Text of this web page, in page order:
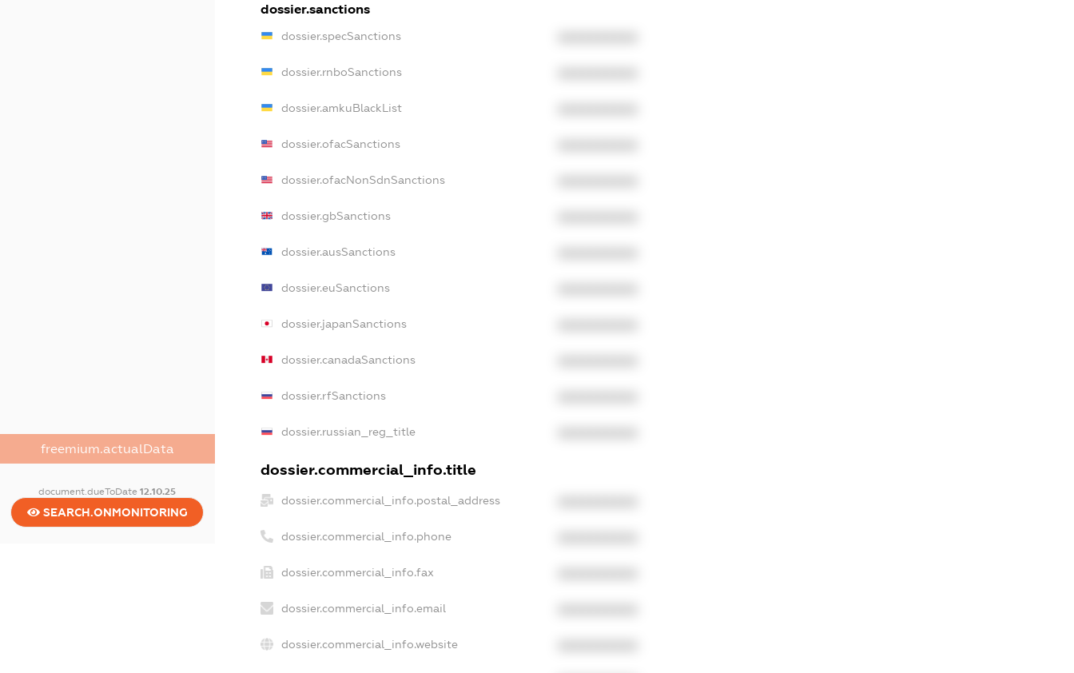
freemium.actualData
document.dueToDate12.10.25
SEARCH.ONMONITORING
dossier.sanctions
dossier.specSanctions
dossier.rnboSanctions
dossier.amkuBlackList
dossier.ofacSanctions
dossier.ofacNonSdnSanctions
dossier.gbSanctions
dossier.ausSanctions
dossier.euSanctions
dossier.japanSanctions
dossier.canadaSanctions
dossier.rfSanctions
dossier.russian_reg_title
dossier.commercial_info.title
dossier.commercial_info.postal_address
dossier.commercial_info.phone
dossier.commercial_info.fax
dossier.commercial_info.email
dossier.commercial_info.website